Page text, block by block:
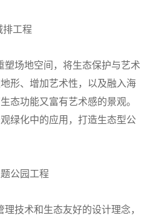
排工程
塑场地空间，将生态保护与艺术
形、增加艺术性，以及融入海
态功能又富有艺术感的景观。
绿化中的应用，打造生态型公
公园工程
技术和生态友好的设计理念，